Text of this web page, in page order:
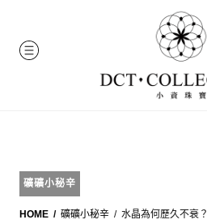
content
MENU
礦礦小秘辛
HOME 礦礦小秘辛 水晶為何歷久不衰？